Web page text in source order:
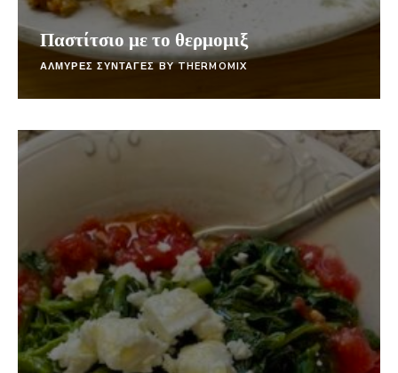
Παστίτσιο με το θερμομιξ
ΑΛΜΥΡΕΣ ΣΥΝΤΑΓΕΣ BY THERMOMIX